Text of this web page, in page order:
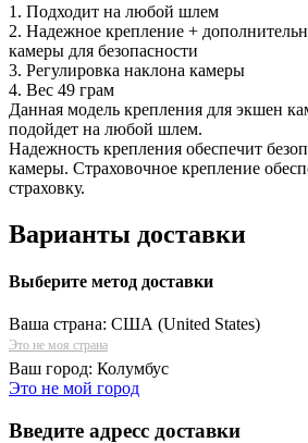
1. Подходит на любой шлем
2. Надежное крепление +
камеры для безопасности
3. Регулировка наклона камеры
4. Вес 49 грам
Данная модель крепления для экшен
подойдет на любой шлем.
Надежность крепления обеспечит
камеры. Страховочное крепление
страховку.
Варианты доставки
Выберите метод доставки
Ваша страна: США (United States)
Это не моя страна
Ваш город: Колумбус
Это не мой город
Введите адресс доставки